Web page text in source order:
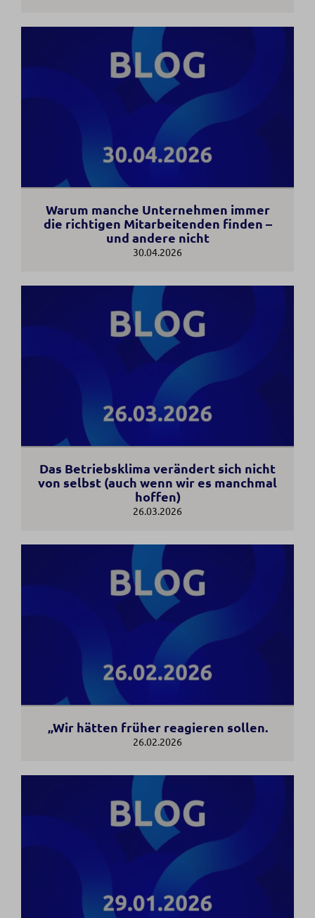
Warum manche Unternehmen immer
die richtigen Mitarbeitenden finden –
und andere nicht
30.04.2026
Das Betriebsklima verändert sich nicht
von selbst (auch wenn wir es manchmal
hoffen)
26.03.2026
„Wir hätten früher reagieren sollen.
26.02.2026